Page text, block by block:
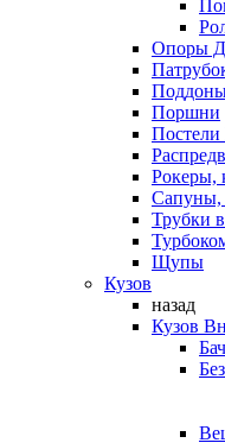
Опоры
Поршни
Постели
Рокеры,
Сапуны,
Трубки
Щупы
Кузов
назад
Кузов